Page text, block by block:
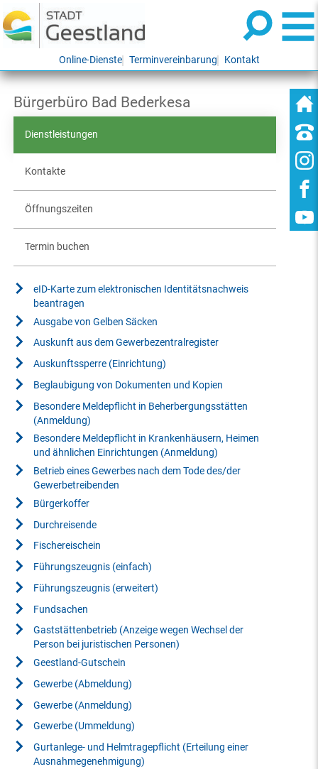
Online-Dienste Terminvereinbarung Kontakt
Bürgerbüro Bad Bederkesa
Dienstleistungen
Kontakte
Öffnungszeiten
Termin buchen
eID-Karte zum elektronischen Identitätsnachweis
beantragen
Ausgabe von Gelben Säcken
Auskunft aus dem Gewerbezentralregister
Auskunftssperre (Einrichtung)
Beglaubigung von Dokumenten und Kopien
Besondere Meldepflicht in Beherbergungsstätten
(Anmeldung)
Besondere Meldepflicht in Krankenhäusern, Heimen
und ähnlichen Einrichtungen (Anmeldung)
Betrieb eines Gewerbes nach dem Tode des/der
Gewerbetreibenden
Bürgerkoffer
Durchreisende
Fischereischein
Führungszeugnis (einfach)
Führungszeugnis (erweitert)
Fundsachen
Gaststättenbetrieb (Anzeige wegen Wechsel der
Person bei juristischen Personen)
Geestland-Gutschein
Gewerbe (Abmeldung)
Gewerbe (Anmeldung)
Gewerbe (Ummeldung)
Gurtanlege- und Helmtragepflicht (Erteilung einer
Ausnahmegenehmigung)